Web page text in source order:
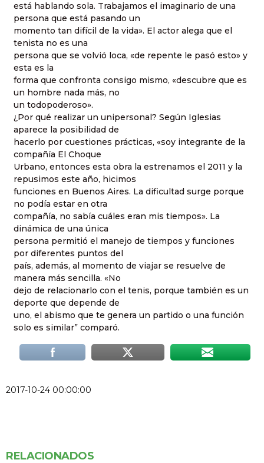
está hablando sola. Trabajamos el imaginario de una
persona que está pasando un
momento tan difícil de la vida». El actor alega que el
tenista no es una
persona que se volvió loca, «de repente le pasó esto» y
esta es la
forma que confronta consigo mismo, «descubre que es
un hombre nada más, no
un todopoderoso».
¿Por qué realizar un unipersonal? Según Iglesias
aparece la posibilidad de
hacerlo por cuestiones prácticas, «soy integrante de la
compañía El Choque
Urbano, entonces esta obra la estrenamos el 2011 y la
repusimos este año, hicimos
funciones en Buenos Aires. La dificultad surge porque
no podía estar en otra
compañía, no sabía cuáles eran mis tiempos». La
dinámica de una única
persona permitió el manejo de tiempos y funciones
por diferentes puntos del
país, además, al momento de viajar se resuelve de
manera más sencilla. «No
dejo de relacionarlo con el tenis, porque también es un
deporte que depende de
uno, el abismo que te genera un partido o una función
solo es similar” comparó.
2017-10-24 00:00:00
RELACIONADOS